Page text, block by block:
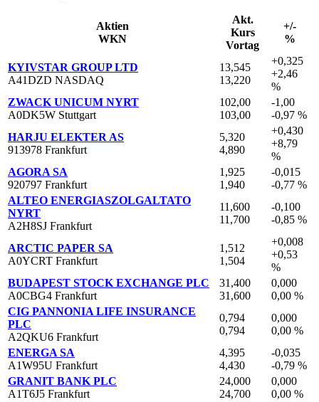
Aktien
WKN
Akt.
Kurs
Vortag
+/-
%
KYIVSTAR GROUP LTD
A41DZD NASDAQ
13,545
13,220
+0,325
+2,46
%
ZWACK UNICUM NYRT
A0DK5W Stuttgart
102,00
103,00
-1,00
-0,97 %
HARJU ELEKTER AS
913978 Frankfurt
5,320
4,890
+0,430
+8,79
%
AGORA SA
920797 Frankfurt
1,925
1,940
-0,015
-0,77 %
ALTEO ENERGIASZOLGALTATO
NYRT
A2H8SJ Frankfurt
11,600
11,700
-0,100
-0,85 %
ARCTIC PAPER SA
A0YCRT Frankfurt
1,512
1,504
+0,008
+0,53
%
BUDAPEST STOCK EXCHANGE PLC
A0CBG4 Frankfurt
31,400
31,600
0,000
0,00 %
CIG PANNONIA LIFE INSURANCE
PLC
A2QKU6 Frankfurt
0,794
0,794
0,000
0,00 %
ENERGA SA
A1W95U Frankfurt
4,395
4,430
-0,035
-0,79 %
GRANIT BANK PLC
A1T6J5 Frankfurt
24,000
24,700
0,000
0,00 %